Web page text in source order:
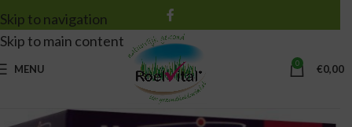
Skip to navigation
Skip to main content
MENU 0 €0,00